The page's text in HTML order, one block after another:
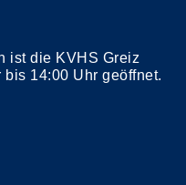
ist die KVHS Greiz
14:00 Uhr geöffnet.